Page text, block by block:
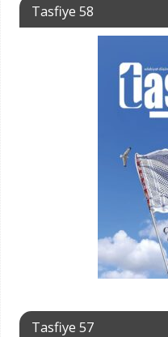
Tasfiye 58
Tasfiye 57